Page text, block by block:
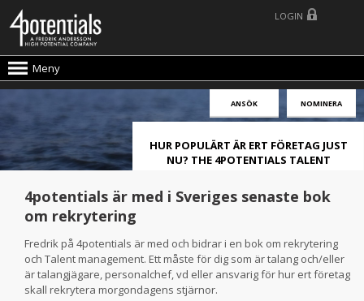
Meny
LOGIN
ANSÖK NOMINERA
HUR POPULÄRT ÄR ERT FÖRETAG JUST
NU? THE 4POTENTIALS TALENT
4potentials är med i Sveriges senaste bok
om rekrytering
Fredrik på 4potentials är med och bidrar i en bok om rekrytering
och Talent management. Ett måste för dig som är talang och/eller
är talangjägare, personalchef, vd eller ansvarig för hur ert företag
skall rekrytera morgondagens stjärnor.